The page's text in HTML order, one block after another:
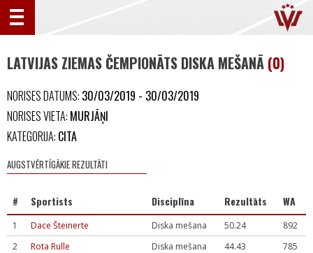
LATVIJAS ZIEMAS ČEMPIONĀTS DISKA MEŠANĀ (0)
NORISES DATUMS: 30/03/2019 - 30/03/2019
NORISES VIETA: MURJĀŅI
KATEGORIJA: CITA
AUGSTVĒRTĪGĀKIE REZULTĀTI
# Sportists Disciplīna Rezultāts WA
1 Dace Šteinerte Diska mešana 50.24
892
2
Rota Rulle Diska mešana 44.43
785